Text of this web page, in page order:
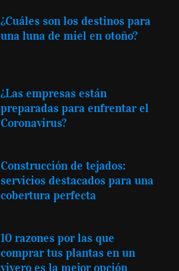
¿Cuáles son los destinos para
una luna de miel en otoño?
¿Las empresas están
preparadas para enfrentar el
Coronavirus?
Construcción de tejados:
servicios destacados para una
cobertura perfecta
10 razones por las que
comprar tus plantas en un
vivero es la mejor opción